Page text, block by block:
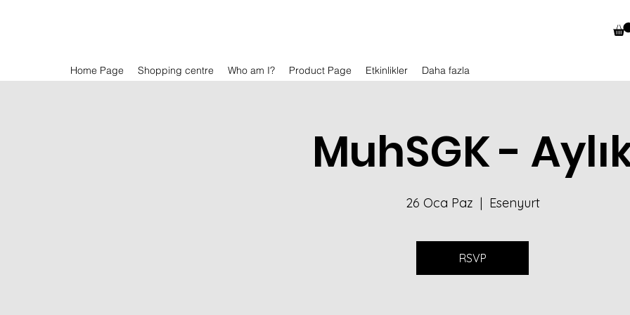
Home Page Shopping centre Who am I? Product Page Etkinlikler Daha fazla
MuhSGK -
26 Oca Paz
  |
Esenyurt
RSVP